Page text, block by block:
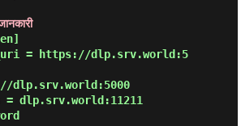
= https://dlp.srv.world:5
dlp.srv.world:5000
= dlp.srv.world:11211